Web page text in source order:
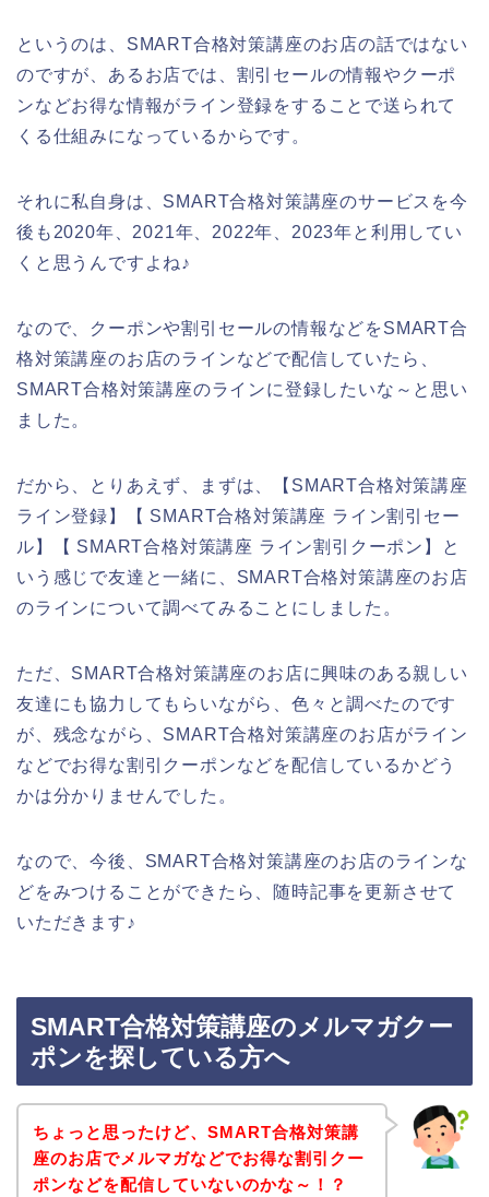
というのは、SMART合格対策講座のお店の話ではない
のですが、あるお店では、割引セールの情報やクーポ
ンなどお得な情報がライン登録をすることで送られて
くる仕組みになっているからです。
それに私自身は、SMART合格対策講座のサービスを今
後も2020年、2021年、2022年、2023年と利用してい
くと思うんですよね♪
なので、クーポンや割引セールの情報などをSMART合
格対策講座のお店のラインなどで配信していたら、
SMART合格対策講座のラインに登録したいな～と思い
ました。
だから、とりあえず、まずは、【SMART合格対策講座
ライン登録】【 SMART合格対策講座 ライン割引セー
ル】【 SMART合格対策講座 ライン割引クーポン】と
いう感じで友達と一緒に、SMART合格対策講座のお店
のラインについて調べてみることにしました。
ただ、SMART合格対策講座のお店に興味のある親しい
友達にも協力してもらいながら、色々と調べたのです
が、残念ながら、SMART合格対策講座のお店がライン
などでお得な割引クーポンなどを配信しているかどう
かは分かりませんでした。
なので、今後、SMART合格対策講座のお店のラインな
どをみつけることができたら、随時記事を更新させて
いただきます♪
SMART合格対策講座のメルマガクー
ポンを探している方へ
ちょっと思ったけど、SMART合格対策講
座のお店でメルマガなどでお得な割引クー
ポンなどを配信していないのかな～！？